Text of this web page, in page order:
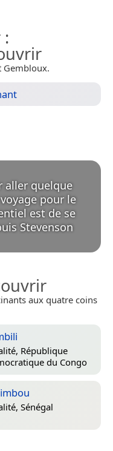
:
Gembloux.
aller quelque
pour le
est de se
Stevenson
aux quatre coins
République
du Congo
Sénégal